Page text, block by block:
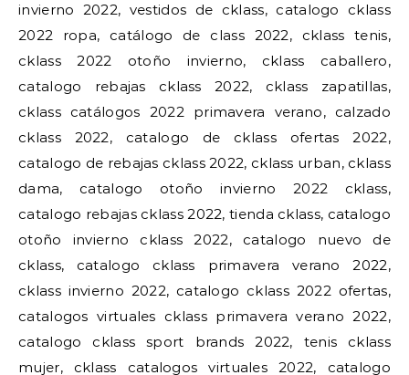
invierno 2022, vestidos de cklass, catalogo cklass
2022 ropa, catálogo de class 2022, cklass tenis,
cklass 2022 otoño invierno, cklass caballero,
catalogo rebajas cklass 2022, cklass zapatillas,
cklass catálogos 2022 primavera verano, calzado
cklass 2022, catalogo de cklass ofertas 2022,
catalogo de rebajas cklass 2022, cklass urban, cklass
dama, catalogo otoño invierno 2022 cklass,
catalogo rebajas cklass 2022, tienda cklass, catalogo
otoño invierno cklass 2022, catalogo nuevo de
cklass, catalogo cklass primavera verano 2022,
cklass invierno 2022, catalogo cklass 2022 ofertas,
catalogos virtuales cklass primavera verano 2022,
catalogo cklass sport brands 2022, tenis cklass
mujer, cklass catalogos virtuales 2022, catalogo